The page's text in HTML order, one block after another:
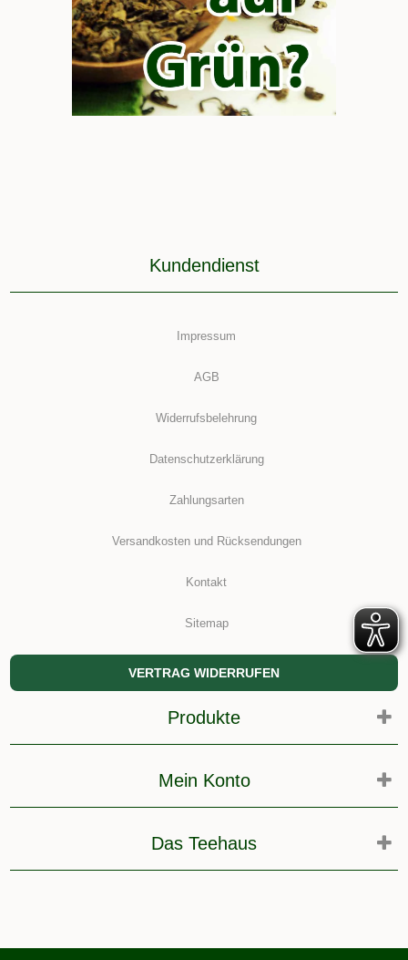
Kundendienst
Impressum
AGB
Widerrufsbelehrung
Datenschutzerklärung
Zahlungsarten
Versandkosten und Rücksendungen
Kontakt
Sitemap
VERTRAG WIDERRUFEN
Produkte
Mein Konto
Das Teehaus